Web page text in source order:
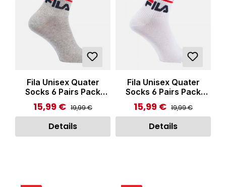
Fila Unisex Quater
Socks 6 Pairs Pack
Grey
Verkaufspreis:
15,99 € Regulärer Preis:
19,99 €
Details
Fila Unisex Quater
Socks 6 Pairs Pack
White
Verkaufspreis:
15,99 € Regulärer Preis:
19,99 €
Details